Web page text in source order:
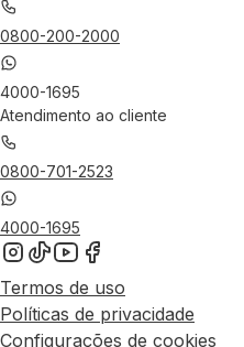
0800-200-2000
4000-1695
Atendimento ao cliente
0800-701-2523
4000-1695
Termos de uso
Políticas de privacidade
Configurações de cookies